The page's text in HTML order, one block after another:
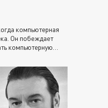
компьютерная
Он побеждает
компьютерную